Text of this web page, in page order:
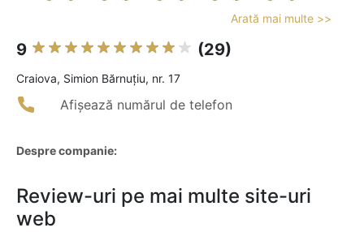
Arată mai multe >>
9 (29)
Craiova, Simion Bărnuțiu, nr. 17
Afișează numărul de telefon
Despre companie:
Review-uri pe mai multe site-uri
web